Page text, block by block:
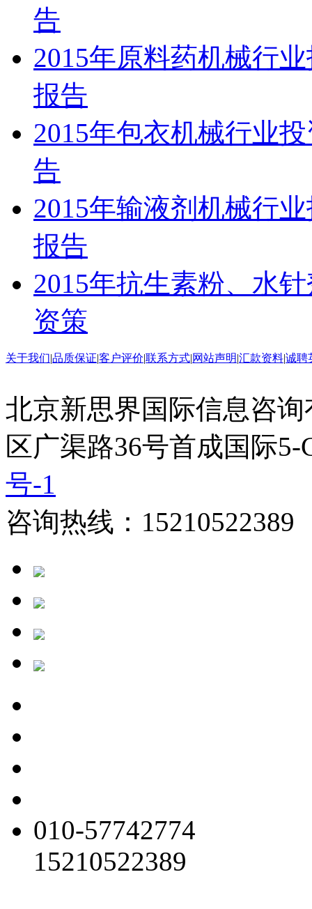
告
2015年原料药机械行
报告
2015年包衣机械行业
告
2015年输液剂机械行
报告
2015年抗生素粉、水
资策
关于我们|品质保证|客户评价|联系方式|网站声明|汇款资料|诚聘
北京新思界国际信息咨
区广渠路36号首成国际
号-1
咨询热线：
010-57742774
15210522389